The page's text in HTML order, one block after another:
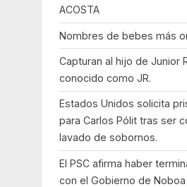
ACOSTA
Nombres de bebes más
Capturan al hijo de Junior
conocido como JR.
Estados Unidos solicita
para Carlos Pólit tras ser
lavado de sobornos.
El PSC afirma haber
con el Gobierno de Noboa